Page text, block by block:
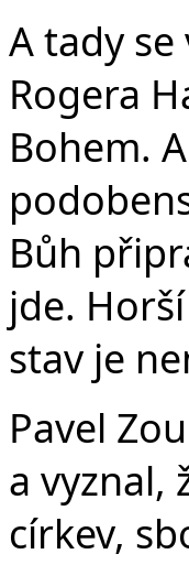
A tady
Rogera
Bohem.
Bůh
jde.
stav je
Pavel
a vyznal,
církev,